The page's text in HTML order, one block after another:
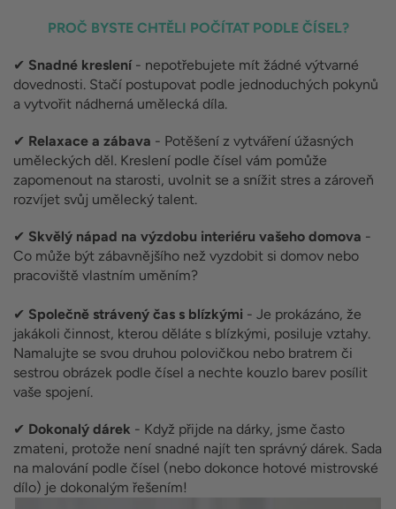
PROČ BYSTE CHTĚLI POČÍTAT PODLE ČÍSEL?
✔ Snadné kreslení- nepotřebujete mít žádné výtvarné
dovednosti. Stačí postupovat podle jednoduchých pokynů
a vytvořit nádherná umělecká díla.
✔ Relaxace a zábava - Potěšení z vytváření úžasných
uměleckých děl. Kreslení podle čísel vám pomůže
zapomenout na starosti, uvolnit se a snížit stres a zároveň
rozvíjet svůj umělecký talent.
✔ Skvělý nápad na výzdobu interiéru vašeho domova -
Co může být zábavnějšího než vyzdobit si domov nebo
pracoviště vlastním uměním?
✔ Společně strávený čas s blízkými - Je prokázáno, že
jakákoli činnost, kterou děláte s blízkými, posiluje vztahy.
Namalujte se svou druhou polovičkou nebo bratrem či
sestrou obrázek podle čísel a nechte kouzlo barev posílit
vaše spojení.
✔ Dokonalý dárek - Když přijde na dárky, jsme často
zmateni, protože není snadné najít ten správný dárek. Sada
na malování podle čísel (nebo dokonce hotové mistrovské
dílo) je dokonalým řešením!